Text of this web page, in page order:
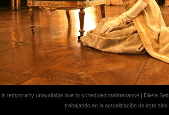
temporarily unavailable due to scheduled maintenance | Diese
trabajando en la actualización de este sitio